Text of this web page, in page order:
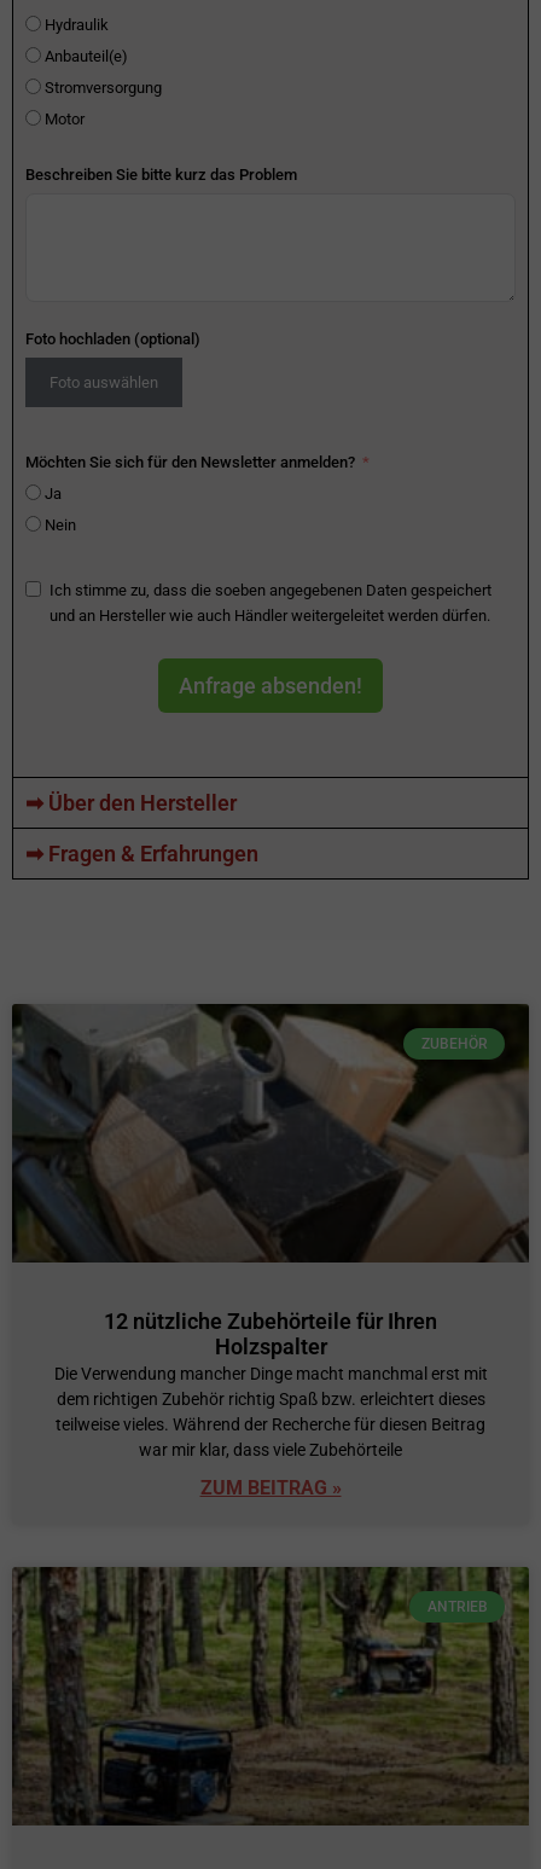
Hydraulik
Anbauteil(e)
Stromversorgung
Motor
Beschreiben Sie bitte kurz das Problem
Foto hochladen (optional)
Foto auswählen
Möchten Sie sich für den Newsletter anmelden?
Ja
Nein
Ich stimme zu, dass die soeben angegebenen Daten gespeichert
und an Hersteller wie auch Händler weitergeleitet werden dürfen.
Anfrage absenden!
➡ Über den Hersteller
➡ Fragen & Erfahrungen
ZUBEHÖR
12 nützliche Zubehörteile für Ihren
Holzspalter
Die Verwendung mancher Dinge macht manchmal erst mit
dem richtigen Zubehör richtig Spaß bzw. erleichtert dieses
teilweise vieles. Während der Recherche für diesen Beitrag
war mir klar, dass viele Zubehörteile
ZUM BEITRAG »
ANTRIEB